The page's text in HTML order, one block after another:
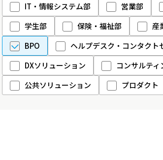
IT・情報システム部
営業部
学生部
保険・福祉部 産
BPO ヘルプデスク・コンタクト
DXソリューション
コンサルティ
公共ソリューション
プロダクト